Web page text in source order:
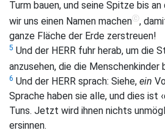
Turm bauen, und seine Spitze bis
wir uns einen Namen machenⓒ,
ganze Fläche der Erde zerstreuen!
5 Und der HERR fuhr herab, um die
anzusehen, die die Menschenkinder
6 Und der HERR sprach: Siehe, ein
Sprache haben sie alle, und dies ist
Tuns. Jetzt wird ihnen nichts
ersinnen.